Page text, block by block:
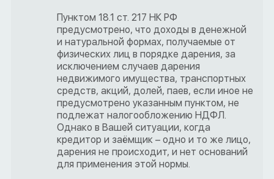
Пунктом 18.1 ст. 217 НК РФ
предусмотрено, что доходы в денежной
и натуральной формах, получаемые от
физических лиц в порядке дарения, за
исключением случаев дарения
недвижимого имущества, транспортных
средств, акций, долей, паев, если иное не
предусмотрено указанным пунктом, не
подлежат налогообложению НДФЛ.
Однако в Вашей ситуации, когда
кредитор и заёмщик – одно и то же лицо,
дарения не происходит, и нет оснований
для применения этой нормы.